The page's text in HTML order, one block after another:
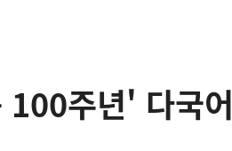
100주년' 다국어